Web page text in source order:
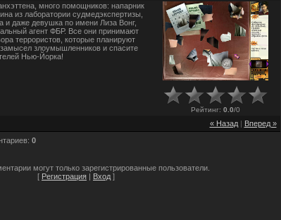
много помощников: напарник
из лаборатории судмедэкспертизы,
и даже девушка по имени Лиза Вонг,
агент ФБР. Все они принимают
террористов, которые планируют
замысел злоумышленников и спасите
Нью-Йорка!
Рейтинг: 0.0/0
« Назад| Вперед »
: 0
могут только зарегистрированные пользователи.
[ Регистрация | Вход ]